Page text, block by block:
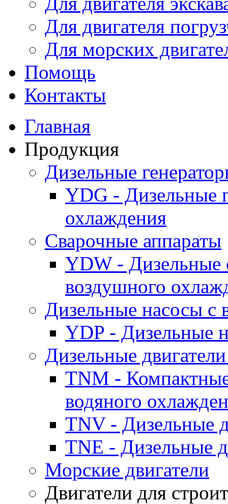
Для двигателя
Для морских
Помощь
Контакты
Главная
Продукция
Дизельные
YDG - Дизельные
охлаждения
Cварочные аппараты
YDW - Дизельные
воздушного
Дизельные насосы
YDP - Дизельные
Дизельные
TNM -
водяного
TNV - Дизельные
TNE - Дизельные
Морские двигатели
Двигатели для